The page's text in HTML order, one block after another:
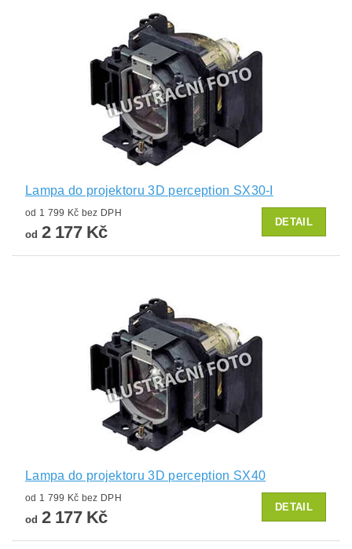
Lampa do projektoru 3D perception SX30-I
od 1 799 Kč bez DPH
od 2 177 Kč
DETAIL
Lampa do projektoru 3D perception SX40
od 1 799 Kč bez DPH
od 2 177 Kč
DETAIL